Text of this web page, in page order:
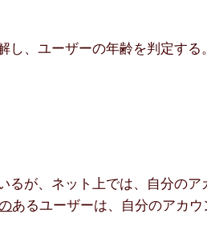
、ユーザーの年齢を判定する
るが、ネット上では、自分の
あるユーザーは、自分のアカ